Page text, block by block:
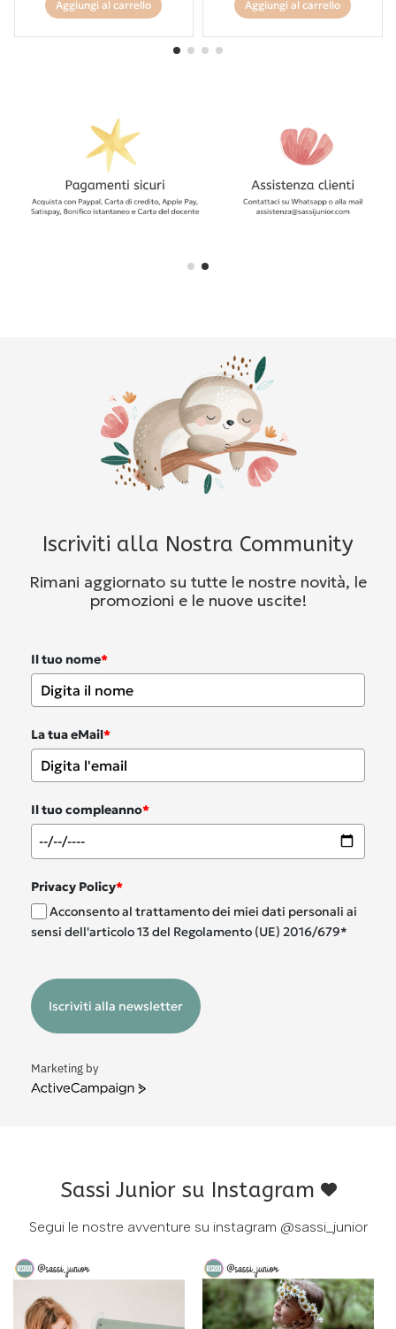
Aggiungi al carrello Aggiungi al carrello
Iscriviti alla Nostra Community
Rimani aggiornato su tutte le nostre novità, le
promozioni e le nuove uscite!
Il tuo nome*
La tua eMail*
Il tuo compleanno*
Privacy Policy*
Acconsento al trattamento dei miei dati personali ai
sensi dell'articolo 13 del Regolamento (UE) 2016/679*
Iscriviti alla newsletter
Marketing by
ActiveCampaign
Sassi Junior su Instagram
Segui le nostre avventure su instagram @sassi_junior